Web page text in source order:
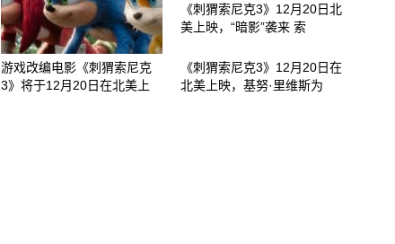
游戏改编电影《刺猬索尼克
3》将于12月20日在北美上
《刺猬索尼克3》12月20日北
美上映，“暗影”袭来 索
《刺猬索尼克3》12月20日在
北美上映，基努·里维斯为